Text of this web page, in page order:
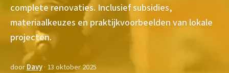
complete renovaties. Inclusief subsidies,
materiaalkeuzes en praktijkvoorbeelden van lokale
projecten.
doorDavy· 13 oktober 2025